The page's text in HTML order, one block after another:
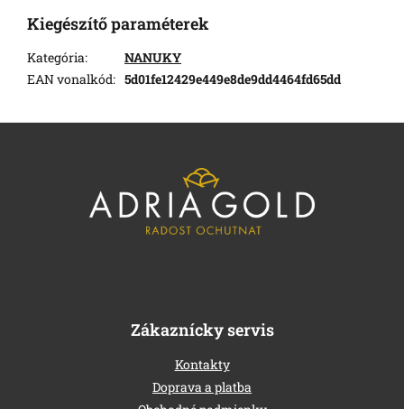
Kiegészítő paraméterek
Kategória:
NANUKY
EAN vonalkód: 5d01fe12429e449e8de9dd4464fd65dd
Zákaznícky servis
Kontakty
Doprava a platba